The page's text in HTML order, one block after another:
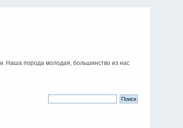
Наша порода молодая, большинство из нас